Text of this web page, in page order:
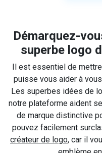
Démarquez-
superbe logo
Il est essentiel de
puisse vous aider à
Les superbes idées de
notre plateforme aident
de marque distinctive
pouvez facilement
créateur de logo, car il